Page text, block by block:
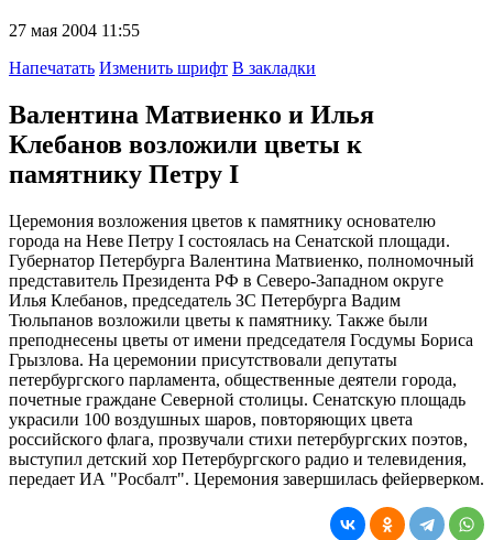
27 мая 2004 11:55
Напечатать Изменить шрифт В закладки
Валентина Матвиенко и Илья
Клебанов возложили цветы к
памятнику Петру I
Церемония возложения цветов к памятнику основателю
города на Неве Петру I состоялась на Сенатской площади.
Губернатор Петербурга Валентина Матвиенко, полномочный
представитель Президента РФ в Северо-Западном округе
Илья Клебанов, председатель ЗС Петербурга Вадим
Тюльпанов возложили цветы к памятнику. Также были
преподнесены цветы от имени председателя Госдумы Бориса
Грызлова. На церемонии присутствовали депутаты
петербургского парламента, общественные деятели города,
почетные граждане Северной столицы. Сенатскую площадь
украсили 100 воздушных шаров, повторяющих цвета
российского флага, прозвучали стихи петербургских поэтов,
выступил детский хор Петербургского радио и телевидения,
передает ИА "Росбалт". Церемония завершилась фейерверком.